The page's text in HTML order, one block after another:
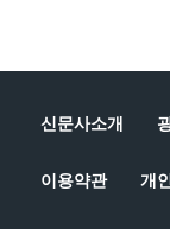
신문사소개
이용약관 개